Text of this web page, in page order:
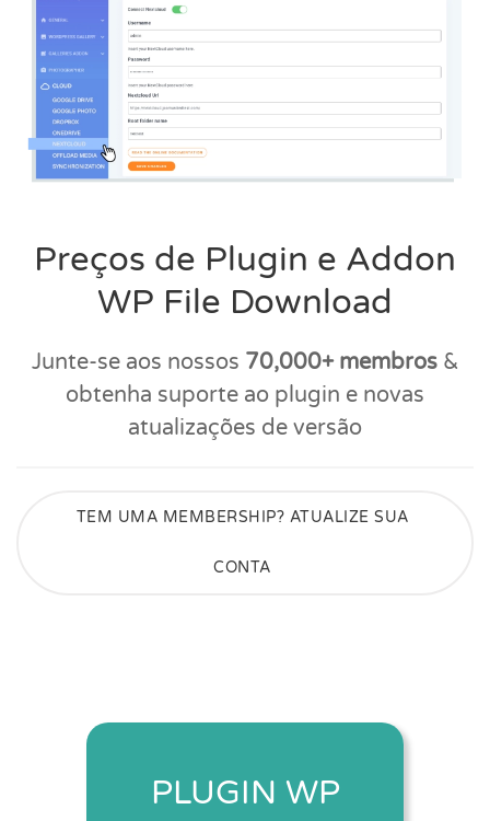
Preços de Plugin e Addon
WP File Download
Junte-se aos nossos 70,000+ membros&
obtenha suporte ao plugin e novas
atualizações de versão
TEM UMA MEMBERSHIP? ATUALIZE SUA
CONTA
PLUGIN WP